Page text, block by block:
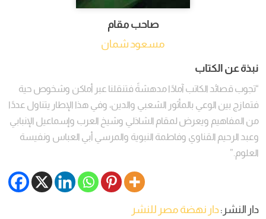
صاحب مقام
مسعود شمان
نبذة عن الكتاب
“تجوب قصائد الكاتب آمادًا مدهشةً فتنقلنا عبر أماكن وشخوص حية
فتمازج بين الوعي بالمأثور الشعبي والدين، وفي هذا الإطار يتناول عددًا
من المفاهيم ويعرض لمقام الشاذلي وشيخ العرب وإسماعيل الإنبابي
وعبد الرحيم القناوي وفاطمة النبوية والمرسي أبي العباس ونفيسة
العلوم.”
دار النشر:دار نهضة مصر للنشر